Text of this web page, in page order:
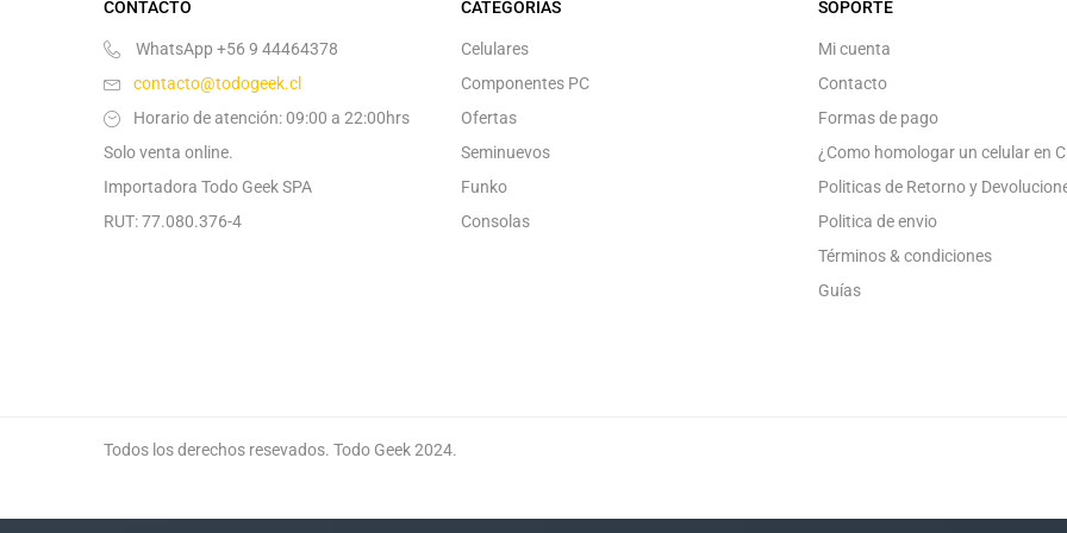
CONTACTO
WhatsApp +56 9 44464378
contacto@todogeek.cl
Horario de atención: 09:00 a 22:00hrs
Solo venta online.
Importadora Todo Geek SPA
RUT: 77.080.376-4
CATEGORIAS
Celulares
Componentes PC
Ofertas
Seminuevos
Funko
Consolas
SOPORTE
Mi cuenta
Contacto
Formas de pago
¿Como homologar un celular en
Politicas de Retorno y
Politica de envio
Términos & condiciones
Guías
Todos los derechos resevados. Todo Geek 2024.